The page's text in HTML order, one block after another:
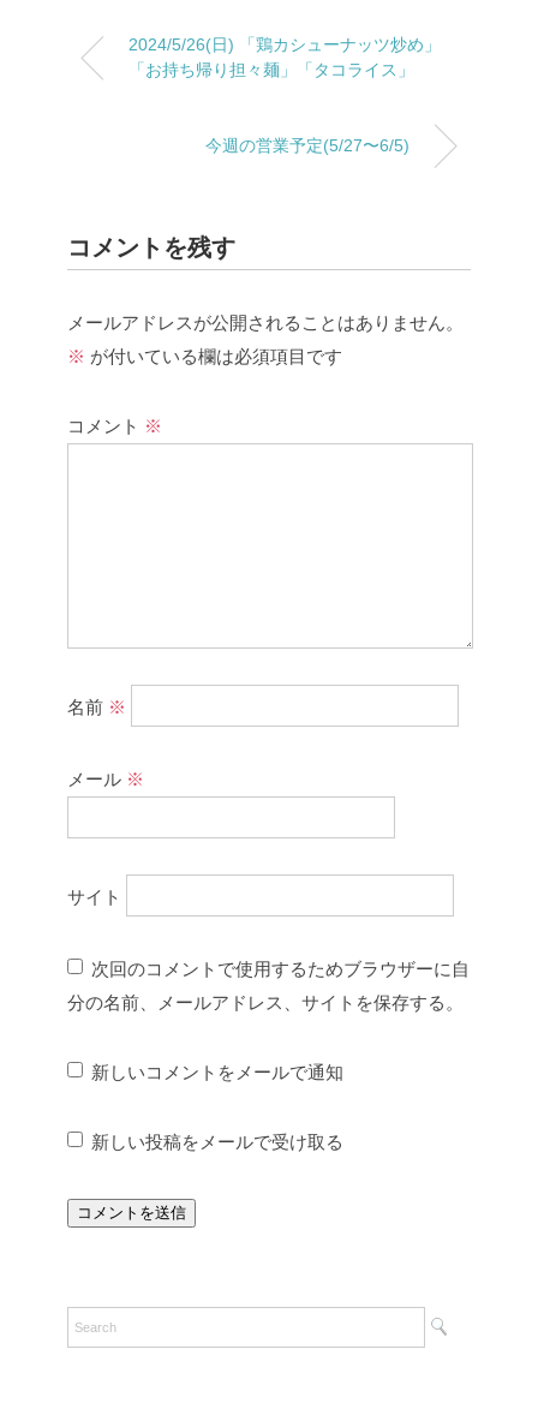
2024/5/26(日) 「鶏カシューナッツ炒め」
「お持ち帰り担々麺」「タコライス」
今週の営業予定(5/27〜6/5)
コメントを残す
メールアドレスが公開されることはありません。
※ が付いている欄は必須項目です
コメント ※
名前 ※
メール ※
サイト
次回のコメントで使用するためブラウザーに自
分の名前、メールアドレス、サイトを保存する。
新しいコメントをメールで通知
新しい投稿をメールで受け取る